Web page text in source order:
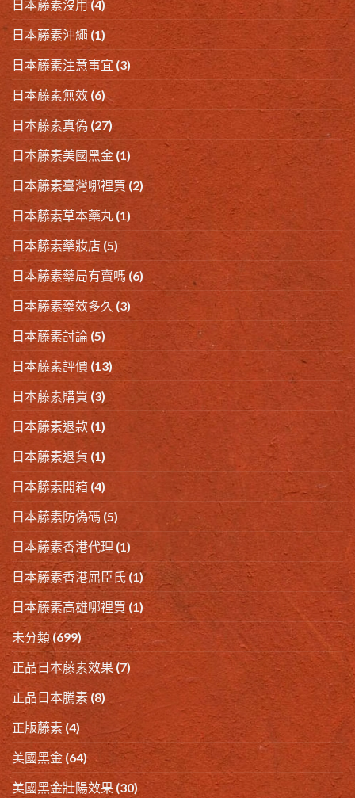
日本藤素沒用(4)
日本藤素沖繩 (1)
日本藤素注意事宜 (3)
日本藤素無效(6)
日本藤素真偽 (27)
日本藤素美國黑金 (1)
日本藤素臺灣哪裡買 (2)
日本藤素草本藥丸(1)
日本藤素藥妝店 (5)
日本藤素藥局有賣嗎 (6)
日本藤素藥效多久 (3)
日本藤素討論 (5)
日本藤素評價 (13)
日本藤素購買 (3)
日本藤素退款 (1)
日本藤素退貨 (1)
日本藤素開箱 (4)
日本藤素防偽碼 (5)
日本藤素香港代理 (1)
日本藤素香港屈臣氏(1)
日本藤素高雄哪裡買(1)
未分類(699)
正品日本藤素效果 (7)
正品日本騰素 (8)
正版藤素(4)
美國黑金 (64)
美國黑金壯陽效果(30)